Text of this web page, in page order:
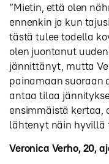
”Mietin, että olen
ennenkin ja kun
tästä tulee todella
olen juontanut
jännittänyt, mutta
painamaan suoraan
antaa tilaa
ensimmäistä kertaa,
lähtenyt näin hyvillä
Veronica Verho, 20,